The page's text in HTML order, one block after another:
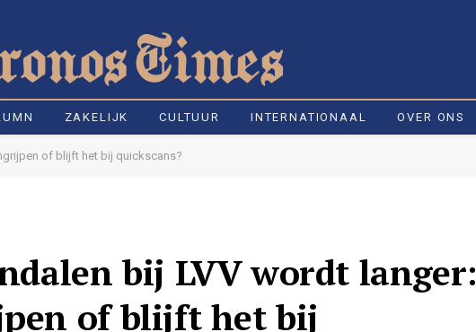
ZAKELIJK CULTUUR INTERNATIONAAL OVER ONS
of blijft het bij quickscans?
bij LVV wordt langer:
of blijft het bij